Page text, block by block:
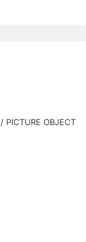
/ PICTURE OBJECT